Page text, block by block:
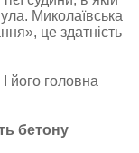
Миколаївська
це здатність
І його головна
бетону